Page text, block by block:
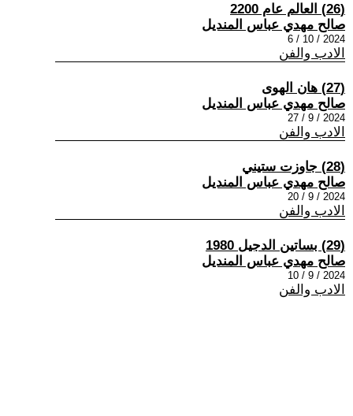
(26) العالم عام 2200
صالح مهدي عباس المنديل
2024 / 10 / 6
الادب والفن
(27) هان الهوى
صالح مهدي عباس المنديل
2024 / 9 / 27
الادب والفن
(28) جاوزت ستيني
صالح مهدي عباس المنديل
2024 / 9 / 20
الادب والفن
(29) بساتين الدجيل 1980
صالح مهدي عباس المنديل
2024 / 9 / 10
الادب والفن